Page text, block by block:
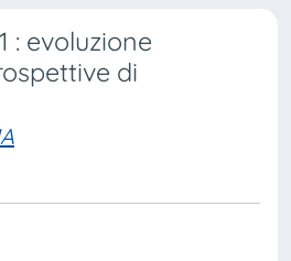
: evoluzione
di